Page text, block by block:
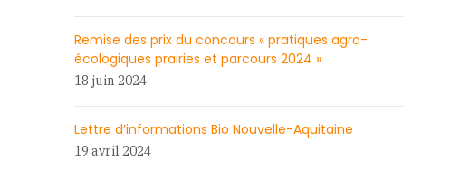
Remise des prix du concours « pratiques agro-
écologiques prairies et parcours 2024 »
18 juin 2024
Lettre d’informations Bio Nouvelle-Aquitaine
19 avril 2024